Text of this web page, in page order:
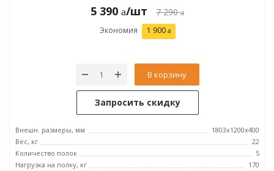
5 390 /шт 7 290
Экономия 1 900
В корзину
Запросить скидку
Внешн. размеры, мм
1803x1200x400
Вес, кг
22
Количество полок
5
Нагрузка на полку, кг
170